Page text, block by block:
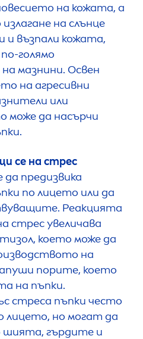
на кожата, а
на слънце
и възпали кожата,
голямо
мазнини. Освен
на агресивни
или
може да насърчи
се на стрес
предизвика
по лицето или да
Реакцията
стрес увеличава
което може да
на
порите, което
на пъпки.
стреса пъпки често
лицето, но могат да
шията, гърдите и